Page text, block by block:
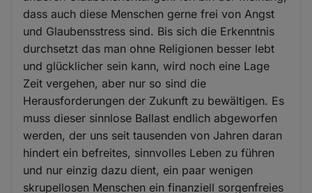
dass auch diese Menschen gerne frei von Angst
und Glaubensstress sind. Bis sich die Erkenntnis
durchsetzt das man ohne Religionen besser lebt
und glücklicher sein kann, wird noch eine Lage
Zeit vergehen, aber nur so sind die
Herausforderungen der Zukunft zu bewältigen. Es
muss dieser sinnlose Ballast endlich abgeworfen
werden, der uns seit tausenden von Jahren daran
hindert ein befreites, sinnvolles Leben zu führen
und nur einzig dazu dient, ein paar wenigen
skrupellosen Menschen ein finanziell sorgenfreies